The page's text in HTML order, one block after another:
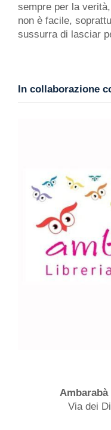
sempre per la
non è facile,
sussurra di lasciar
In collaborazione
Via dei